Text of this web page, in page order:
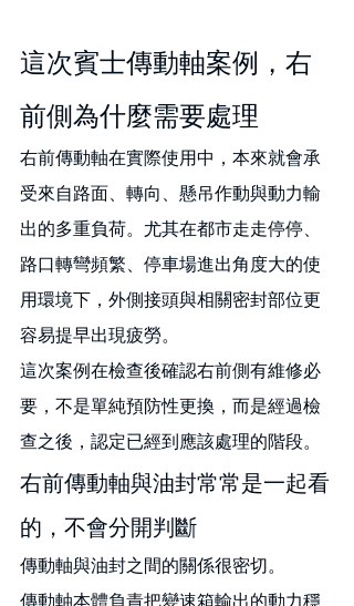
這次賓士傳動軸案例，右
前側為什麼需要處理
右前傳動軸在實際使用中，本來就會承
受來自路面、轉向、懸吊作動與動力輸
出的多重負荷。尤其在都市走走停停、
路口轉彎頻繁、停車場進出角度大的使
用環境下，外側接頭與相關密封部位更
容易提早出現疲勞。
這次案例在檢查後確認右前側有維修必
要，不是單純預防性更換，而是經過檢
查之後，認定已經到應該處理的階段。
右前傳動軸與油封常常是一起看
的，不會分開判斷
傳動軸與油封之間的關係很密切。
傳動軸本體負責把變速箱輸出的動力穩